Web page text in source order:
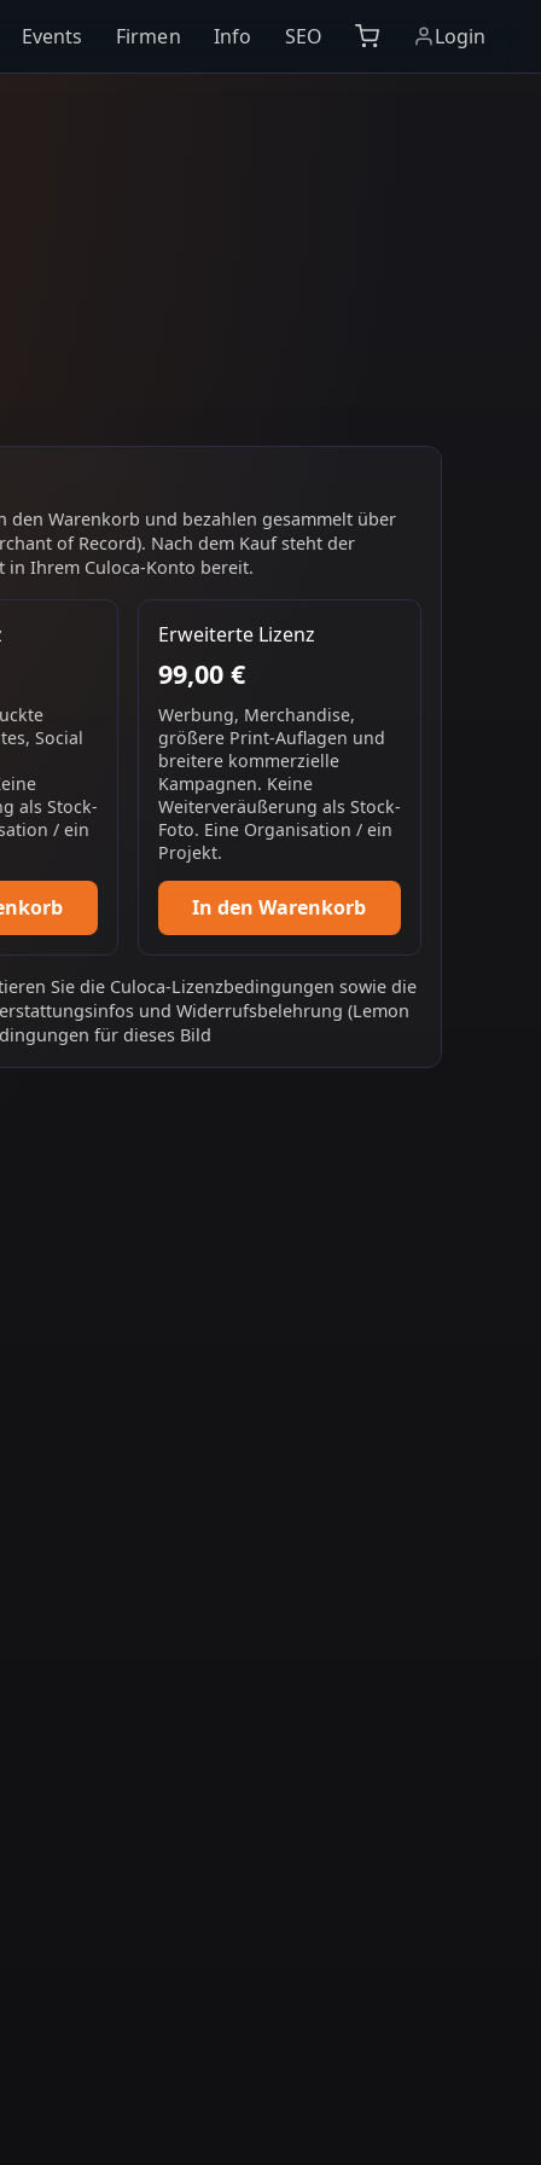
Events Firmen Info SEO Login
den Warenkorb und bezahlen gesammelt über
of Record). Nach dem Kauf steht der
in Ihrem Culoca-Konto bereit.
Social
als Stock-
/ ein
Erweiterte Lizenz
99,00 €
Werbung, Merchandise,
größere Print-Auflagen und
breitere kommerzielle
Kampagnen. Keine
Weiterveräußerung als Stock-
Foto. Eine Organisation / ein
Projekt.
In den Warenkorb
Sie die Culoca-Lizenzbedingungen sowie die
und Widerrufsbelehrung (Lemon
für dieses Bild